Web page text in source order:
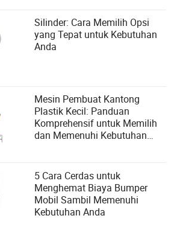
Silinder: Cara Memilih Opsi
yang Tepat untuk Kebutuhan
Anda
Mesin Pembuat Kantong
Plastik Kecil: Panduan
Komprehensif untuk Memilih
dan Memenuhi Kebutuhan
5 Cara Cerdas untuk
Menghemat Biaya Bumper
Mobil Sambil Memenuhi
Kebutuhan Anda